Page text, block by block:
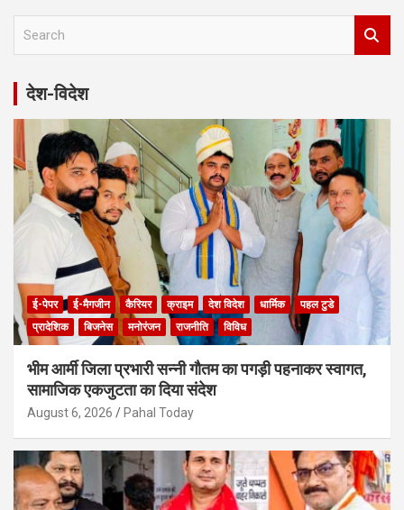
r
h
देश-विदेश
ई-पेपर ई-मैगजीन कैरियर क्राइम देश विदेश धार्मिक
पहल टुडे
प्रादेशिक
बिजनेस मनोरंजन राजनीति विविध
भीम आर्मी जिला प्रभारी सन्नी गौतम का पगड़ी पहनाकर स्वागत,
सामाजिक एकजुटता का दिया संदेश
August 6, 2026 Pahal Today